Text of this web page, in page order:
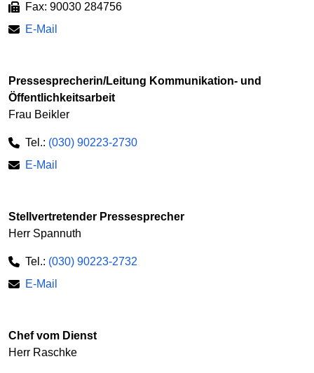
Fax: 90030 284756
E-Mail
Pressesprecherin/Leitung Kommunikation- und
Öffentlichkeitsarbeit
Frau Beikler
Tel.: (030) 90223-2730
E-Mail
Stellvertretender Pressesprecher
Herr Spannuth
Tel.: (030) 90223-2732
E-Mail
Chef vom Dienst
Herr Raschke